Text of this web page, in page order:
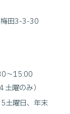
田3-3-30
～15:00
曜のみ）
土曜日、年末